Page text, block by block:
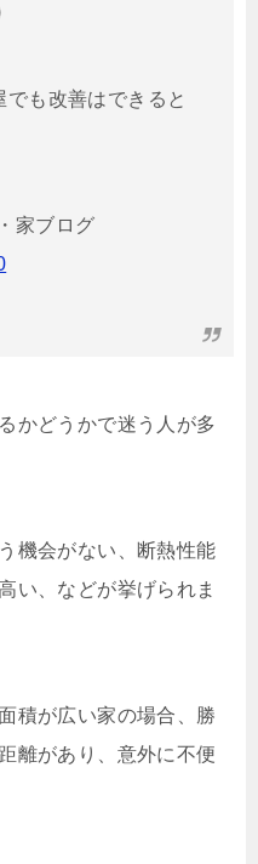
も改善はできると
家ブログ
かどうかで迷う人が多
機会がない、断熱性能
い、などが挙げられま
積が広い家の場合、勝
離があり、意外に不便